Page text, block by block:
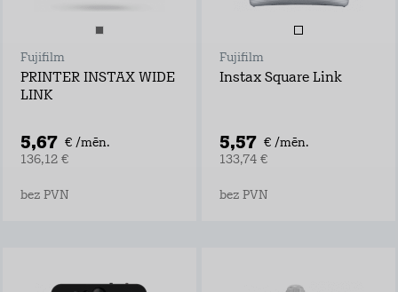
Fujifilm
PRINTER INSTAX WIDE
LINK
5,67 € /mēn.
136,12 €
bez PVN
Fujifilm
Instax Square Link
5,57 € /mēn.
133,74 €
bez PVN